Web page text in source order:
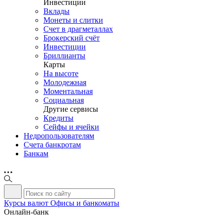
Инвестиции
Вклады
Монеты и слитки
Счет в драгметаллах
Брокерский счёт
Инвестиции
Бриллианты
Карты
На высоте
Молодежная
Моментальная
Социальная
Другие сервисы
Кредиты
Сейфы и ячейки
Недропользователям
Счета банкротам
Банкам
Курсы валют Офисы и банкоматы
Онлайн-банк